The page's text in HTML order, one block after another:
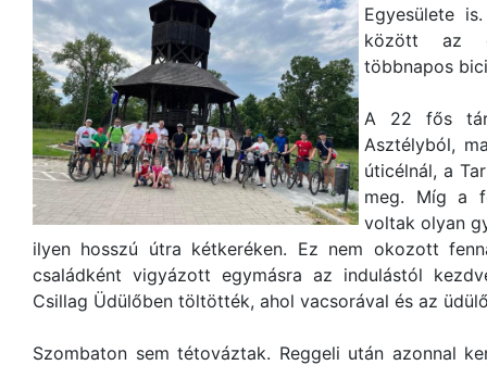
Egyesülete
között az
többnapos
A 22 fős
Asztélyból,
úticélnál, a
meg. Míg a
voltak olyan
ilyen hosszú útra kétkeréken. Ez nem okozott
családként vigyázott egymásra az indulástól
Csillag Üdülőben töltötték, ahol vacsorával és az
Szombaton sem tétováztak. Reggeli után azonnal